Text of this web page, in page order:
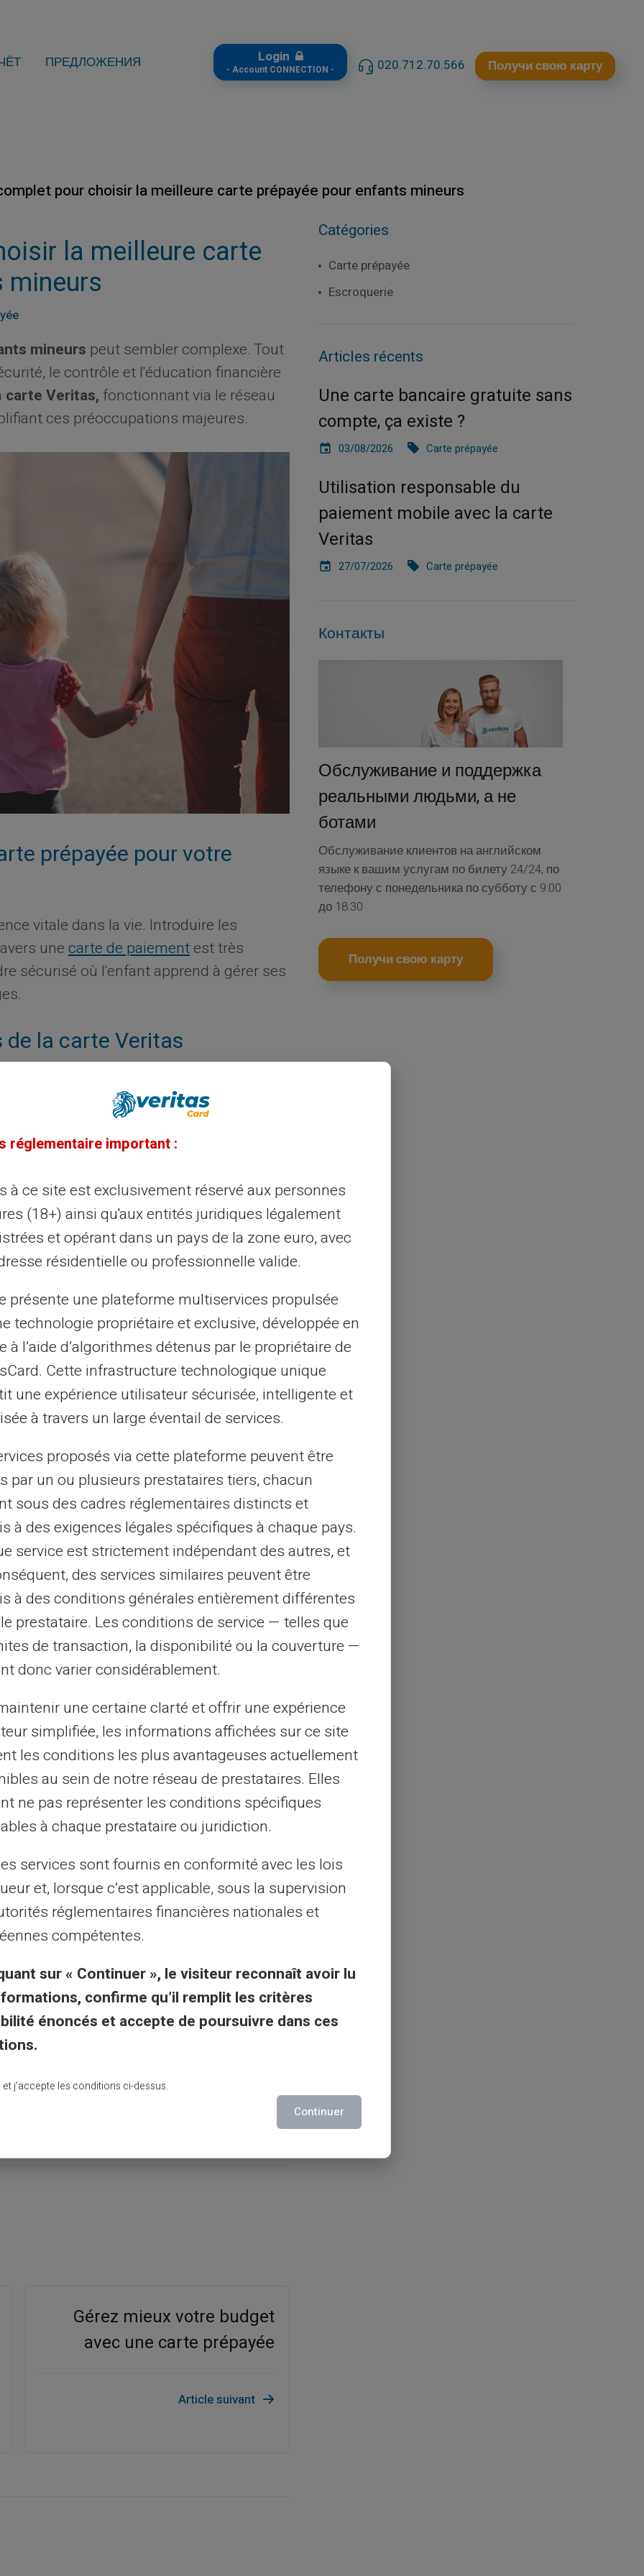
ПРЕДЛОЖЕНИЯ Login
- Account CONNECTION - 020.712.70.566 Получи свою карту
pour choisir la meilleure carte prépayée pour enfants mineurs
la meilleure carte
mineurs
mineurs peut sembler complexe. Tout
le contrôle et l'éducation financière
carte Veritas, fonctionnant via le réseau
ces préoccupations majeures.
prépayée pour votre
vitale dans la vie. Introduire les
unecarte de paiementest très
sécurisé où l'enfant apprend à gérer ses
la carte Veritas
fonctionnalités adaptées aux
de compte bancaire traditionnel et
accessible à tous. Utile pour
également des retraits d'argent. Le
depuis une application mobile
aux solutions
pour mineurs imposent souvent des
propose une alternative
le budget familial.
fixes élevés mensuels inutiles.
être bloquée puis rééditée facilement,
négligeable aux parents.
âges
carte Veritaspour entraîner les jeunes au
de suivre les dépenses à
avec leur enfant des décisions
utiles
lacarte Veritaspermet des virements
utile lors des voyages
le système fiable de Mastercard, vous
autour du globe et une sécurité
lacarte Veritasrépond donc à
de l'avenir financier de son
pourrait s'intégrer
de votre enfant mineur.
l'argent est promise à un bel avenir.
finance personnelle grâce à des outils
la voie aux adultes responsables et
Gérez mieux votre budget
avec une carte prépayée
Article suivant
Catégories
Carte prépayée
Escroquerie
Articles récents
Une carte bancaire gratuite sans
compte, ça existe ?
03/08/2026 Carte prépayée
Utilisation responsable du
paiement mobile avec la carte
Veritas
27/07/2026 Carte prépayée
Контакты
Обслуживание и поддержка
реальными людьми, а не
ботами
Обслуживание клиентов на английском
языке к вашим услугам по билету 24/24, по
телефону с понедельника по субботу с 9:00
до 18:30
Получи свою карту
réglementaire important :
à ce site est exclusivement réservé aux personnes
(18+) ainsi qu'aux entités juridiques légalement
et opérant dans un pays de la zone euro, avec
résidentielle ou professionnelle valide.
présente une plateforme multiservices propulsée
technologie propriétaire et exclusive, développée en
à l’aide d’algorithmes détenus par le propriétaire de
Cette infrastructure technologique unique
une expérience utilisateur sécurisée, intelligente et
à travers un large éventail de services.
proposés via cette plateforme peuvent être
par un ou plusieurs prestataires tiers, chacun
sous des cadres réglementaires distincts et
à des exigences légales spécifiques à chaque pays.
service est strictement indépendant des autres, et
des services similaires peuvent être
à des conditions générales entièrement différentes
prestataire. Les conditions de service — telles que
de transaction, la disponibilité ou la couverture —
donc varier considérablement.
une certaine clarté et offrir une expérience
simplifiée, les informations affichées sur ce site
les conditions les plus avantageuses actuellement
au sein de notre réseau de prestataires. Elles
ne pas représenter les conditions spécifiques
à chaque prestataire ou juridiction.
services sont fournis en conformité avec les lois
et, lorsque c’est applicable, sous la supervision
réglementaires financières nationales et
compétentes.
sur « Continuer », le visiteur reconnaît avoir lu
confirme qu’il remplit les critères
énoncés et accepte de poursuivre dans ces
et j’accepte les conditions ci-dessus.
Continuer